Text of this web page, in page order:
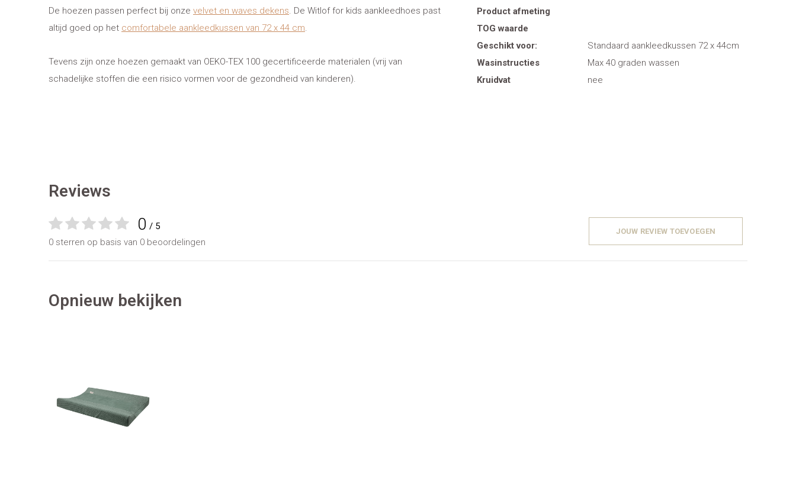
De hoezen passen perfect bij onze velvet en waves dekens. De Witlof for kids aankleedhoes past
altijd goed op het comfortabele aankleedkussen van 72 x 44 cm.
Tevens zijn onze hoezen gemaakt van OEKO-TEX 100 gecertificeerde materialen (vrij van
schadelijke stoffen die een risico vormen voor de gezondheid van kinderen).
Product afmeting
TOG waarde
Geschikt voor:
Standaard aankleedkussen 72 x 44cm
Wasinstructies
Max 40 graden wassen
Kruidvat
nee
Reviews
0 / 5
0 sterren op basis van 0 beoordelingen
JOUW REVIEW TOEVOEGEN
Opnieuw bekijken